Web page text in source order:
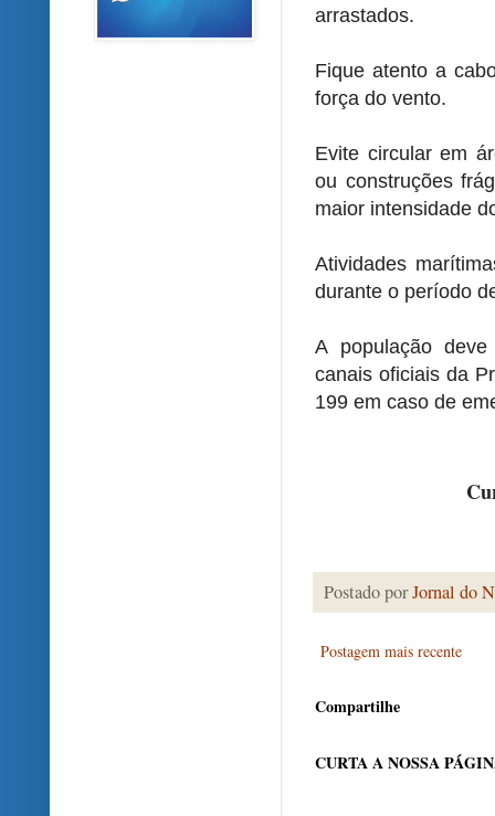
arrastados.
Fique atento a
força do vento.
Evite circular em
ou construções
maior intensidade
Atividades
durante o período
A população
canais oficiais da
199 em caso de
Postado porJornal do
Postagem mais recente
Compartilhe
CURTA A NOSSA